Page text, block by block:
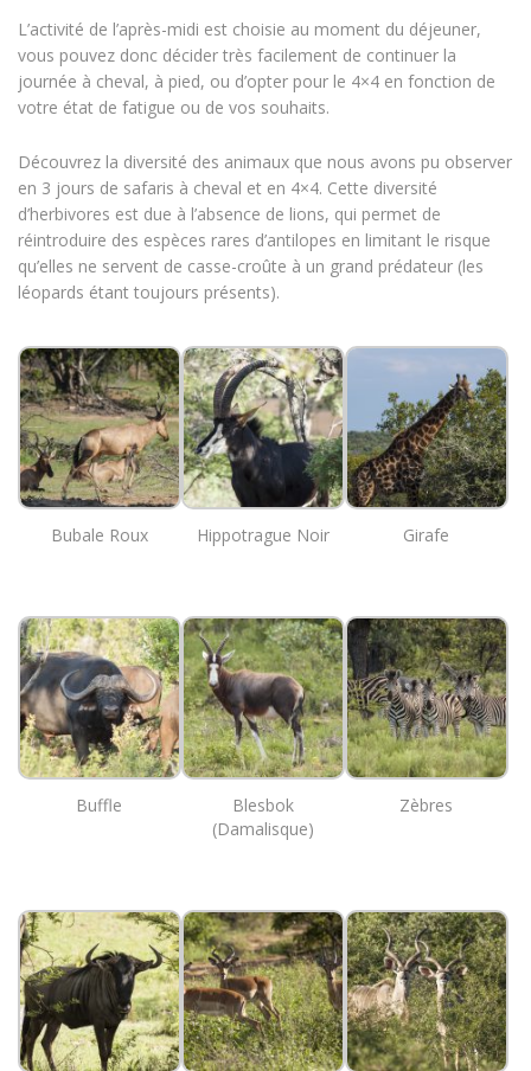
L’activité de l’après-midi est choisie au moment du déjeuner,
vous pouvez donc décider très facilement de continuer la
journée à cheval, à pied, ou d’opter pour le 4×4 en fonction de
votre état de fatigue ou de vos souhaits.
Découvrez la diversité des animaux que nous avons pu observer
en 3 jours de safaris à cheval et en 4×4. Cette diversité
d’herbivores est due à l’absence de lions, qui permet de
réintroduire des espèces rares d’antilopes en limitant le risque
qu’elles ne servent de casse-croûte à un grand prédateur (les
léopards étant toujours présents).
Bubale Roux Hippotrague Noir Girafe
Buffle
Blesbok
(Damalisque)
Zèbres